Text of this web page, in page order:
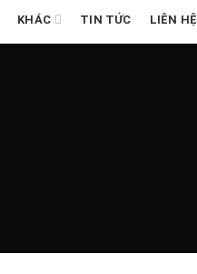
KHÁC TIN TỨC LIÊN HỆ